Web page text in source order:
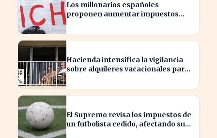
Los millonarios españoles
proponen aumentar impuestos
económica
Hacienda intensifica la vigilancia
sobre alquileres vacacionales para
El Supremo revisa los impuestos de
un futbolista cedido, afectando su